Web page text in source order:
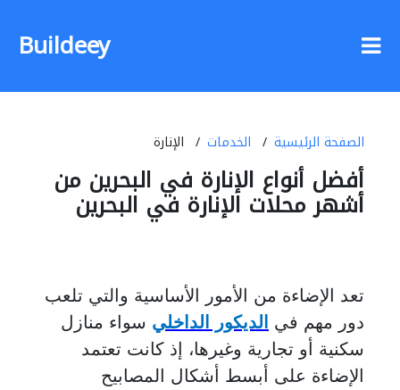
Buildeey
الصفحة الرئيسية الخدمات الإنارة
أفضل أنواع الإنارة في البحرين من
أشهر محلات الإنارة في البحرين
تعد الإضاءة من الأمور الأساسية والتي تلعب
دور مهم في
الديكور الداخلي سواء منازل
سكنية أو تجارية وغيرها، إذ كانت تعتمد
الإضاءة على أبسط أشكال المصابيح